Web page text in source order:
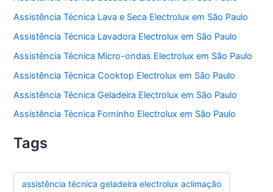
Assistência Técnica Lava e Seca Electrolux em São Paulo
Assistência Técnica Lavadora Electrolux em São Paulo
Assistência Técnica Micro-ondas Electrolux em São Paulo
Assistência Técnica Cooktop Electrolux em São Paulo
Assistência Técnica Geladeira Electrolux em São Paulo
Assistência Técnica Forninho Electrolux em São Paulo
Tags
assistência técnica geladeira electrolux aclimação